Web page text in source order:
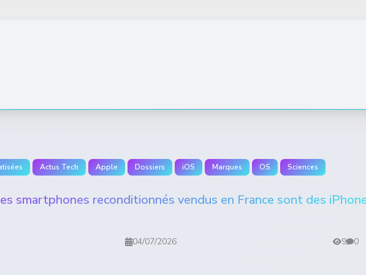
Actus Tech Apple Dossiers iOS Marques OS Sciences
smartphones reconditionnés vendus en France sont des
04/07/2026 9 0